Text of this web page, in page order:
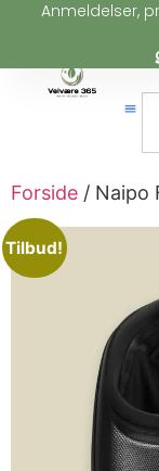
Anmeldelser,
Forside / Naipo
Tilbud!